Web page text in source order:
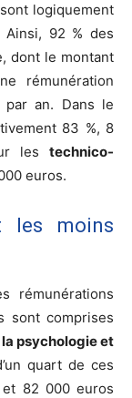
logiquement
Ainsi, 92 % des
dont le montant
rémunération
an. Dans le
83 %, 8
les technico-
euros.
les moins
rémunérations
sont comprises
psychologie et
quart de ces
82 000 euros